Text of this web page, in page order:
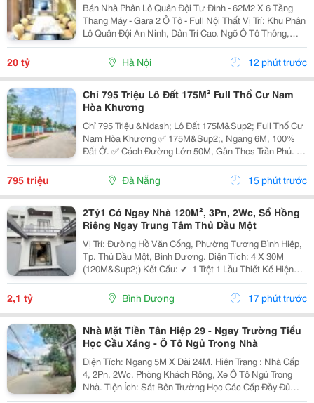
Bán Nhà Phân Lô Quân Đội Tư Đình - 62M2 X 6 Tầng
Thang Máy - Gara 2 Ô Tô - Full Nội Thất Vị Trí: Khu Phân
Lô Quân Đội An Ninh, Dân Trí Cao. Ngõ Ô Tô Thông,
Đường Xá Sạch Đẹp, Ô Tô Vào Tận Nhà. Thông Số:
Diện Tích 62M2 , Xây 6 Tầng Mới Kính...
20 tỷ Hà Nội 12 phút trước
Chỉ 795 Triệu Lô Đất 175M² Full Thổ Cư Nam
Hòa Khương
Chỉ 795 Triệu &Ndash; Lô Đất 175M&Sup2; Full Thổ Cư
Nam Hòa Khương ✅ 175M&Sup2;, Ngang 6M, 100%
Đất Ở. ✅ Cách Đường Lớn 50M, Gần Thcs Trần Phú. ✅
Gần Chợ, Ubnd, Điện Máy Xanh, Vinmart. ✅ Khu Dân
Cư Đông, Xây Ở Ngay. ✅ Chỉ 15 Phút Đến Trung Tâm
795 triệu Đà Nẵng 15 phút trước
2Tỷ1 Có Ngay Nhà 120M², 3Pn, 2Wc, Sổ Hồng
Riêng Ngay Trung Tâm Thủ Dầu Một
Vị Trí: Đường Hồ Văn Cống, Phường Tương Bình Hiệp,
Tp. Thủ Dầu Một, Bình Dương. Diện Tích: 4 X 30M
(120M&Sup2;) Kết Cấu: ✔ ️ 1 Trệt 1 Lầu Thiết Kế Hiện
Đại, Thông Thoáng ✔ ️ 3 Phòng Ngủ ✔ ️ 2 Nhà Vệ Sinh ✔ ️
Phòng Khách Sang Trọng, Đón...
2,1 tỷ Bình Dương 17 phút trước
Nhà Mặt Tiền Tân Hiệp 29 - Ngay Trường Tiểu
Học Cầu Xáng - Ô Tô Ngủ Trong Nhà
Diện Tích: Ngang 5M X Dài 24M. Hiện Trạng : Nhà Cấp
4, 2Pn, 2Wc. Phòng Khách Rông, Xe Ô Tô Ngủ Trong
Nhà. Tiện Ích: Sát Bên Trường Học Các Cấp Đầy Đủ
Không Thiếu Gì. Pháp Lý: Sổ Hồng Chuẩn Đang Vay